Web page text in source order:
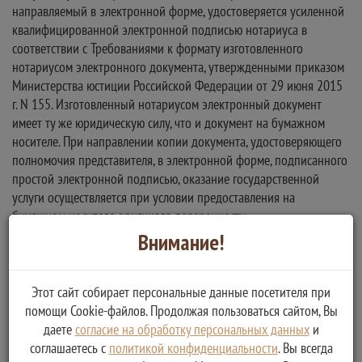
направляемый в электронной форме, удостоверяется усиленной
квалифицированной электронной подписью нотариуса в
соответствии с Требованиями к формату изготовленного
нотариусом электронного документа, утвержденными приказом
Министерства юстиции Российской Федерации от 29 июня 2015
г. N 155. Изготовленный нотариусом электронный документ
имеет ту же юридическую силу, что и документ на бумажном
носителе. При направлении копии документа, удостоверяющего
полномочия представителя, в электронной форме, подписанного
простой электронной подписью, оказание государственной
услуги осуществляется при условии предоставления на
бумажном носителе оригинала доверенности.
Программа реабилитации пострадавшего
Тип:
Оригинал
Способ получения документа:
Внимание!
Этот сайт собирает персональные данные посетителя при
помощи Cookie-файлов. Продолжая пользоваться сайтом, Вы
даетесогласие на обработку персональных данныхи
соглашаетесь с политикой конфиденциальности. Вы всегда